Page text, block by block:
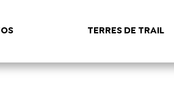
TERRES DE TRAIL